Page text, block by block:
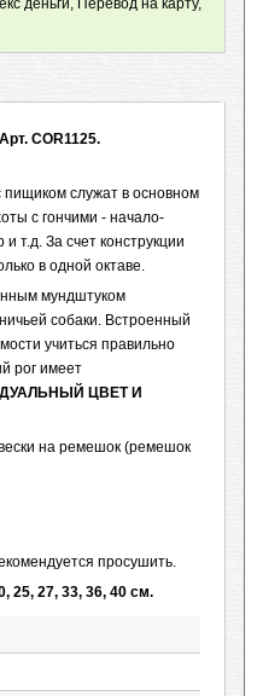
деньги, Перевод на карту,
COR1125.
служат в основном
с гончими - начало-
т.д. За счет конструкции
в одной октаве.
мундштуком
собаки. Встроенный
учиться правильно
рог имеет
ЦВЕТ И
на ремешок (ремешок
просушить.
25, 27, 33, 36, 40 см.